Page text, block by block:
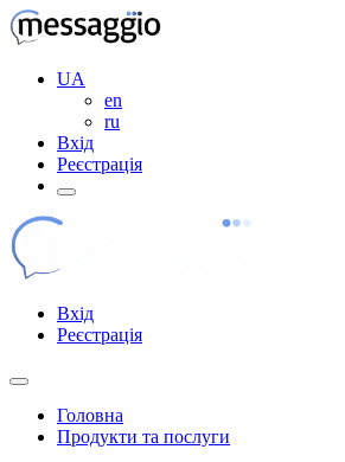
UA
en
ru
Вхід
Реєстрація
Вхід
Реєстрація
Головна
Продукти та послуги